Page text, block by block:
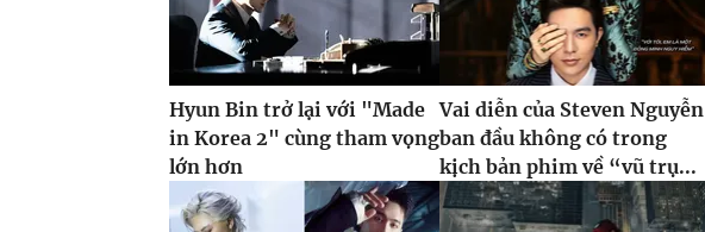
Hyun Bin trở lại với "Made
in Korea 2" cùng tham vọng
lớn hơn
Vai diễn của Steven Nguyễn
ban đầu không có trong
kịch bản phim về “vũ trụ...